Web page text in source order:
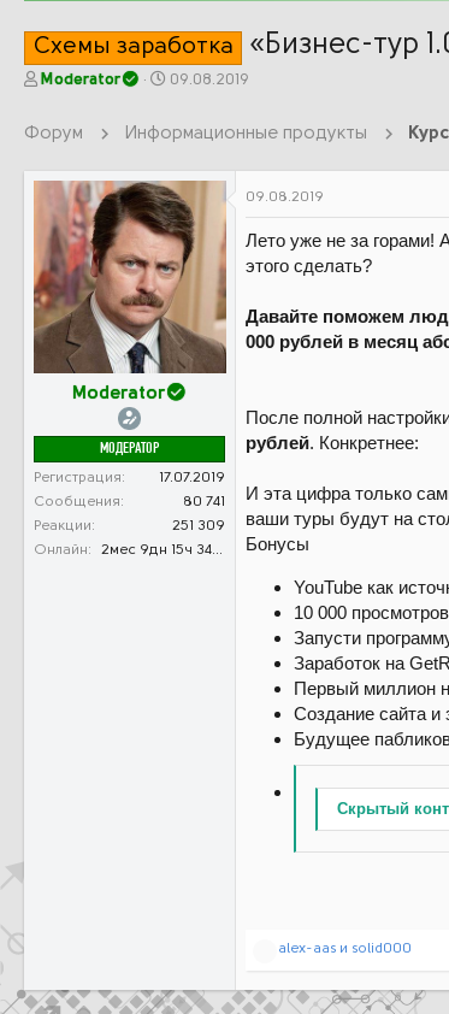
Схемы заработка «Бизнес-тур
А
о
Moderator
Д
а
а
ч
а
а
09.08.2019
Форум Информационные продукты
Moderator
МОДЕРАТОР
Регистрация
17.07.2019
Сообщения
80 741
Реакции
251 309
Онлайн
2мес 9дн 15ч 34м 37с
09.08.2019
Лето уже не за горами!
этого сделать?
Давайте поможем
000 рублей в месяц
После полной
рублей. Конкретнее:
И эта цифра только
ваши туры будут на
Бонусы
YouTube как
10 000
Запусти
Заработок на
Первый миллион
Создание сайта и
Будущее
Скрытый
Р
к
alex-aas и solid000